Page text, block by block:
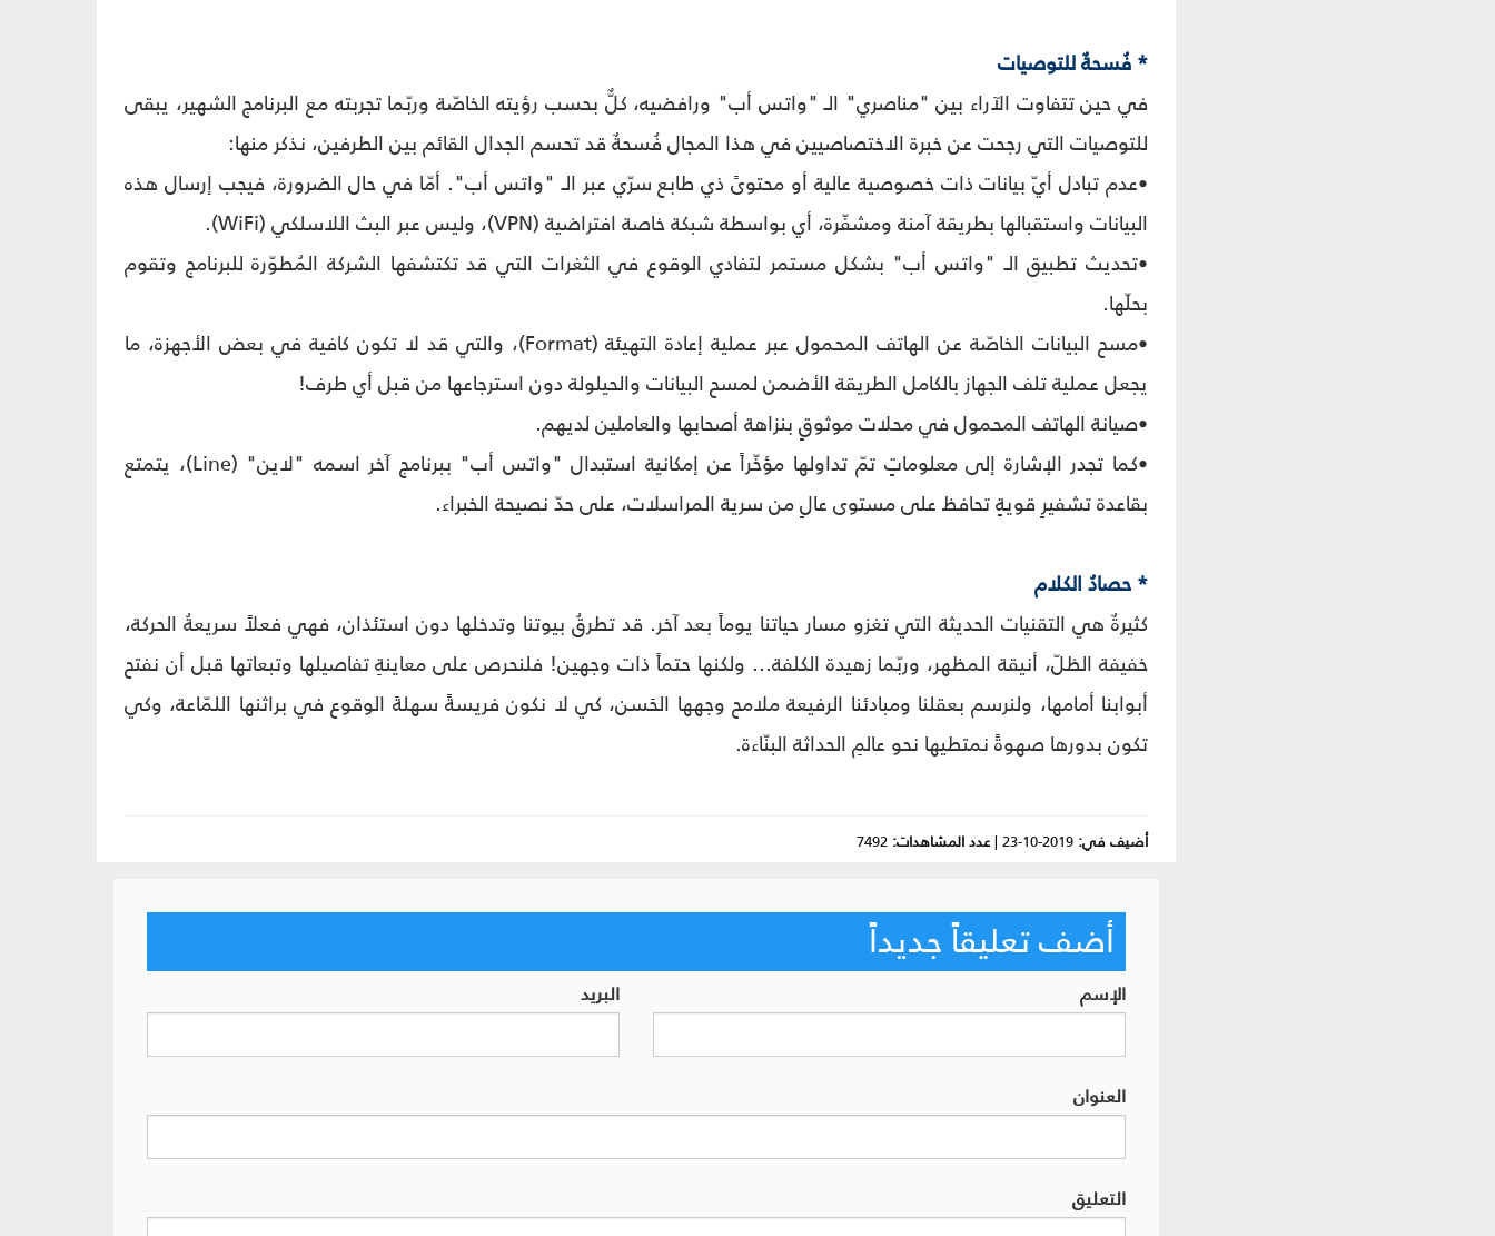
* فُسحةٌ للتوصيات
في حين تتفاوت الآراء بين "مناصري" الـ "واتس أب" ورافضيه، كلٌّ بحسب رؤيته الخاصّة وربّما تجربته مع البرنامج الشهير، يبقى
للتوصيات التي رجحت عن خبرة الاختصاصيين في هذا المجال فُسحةٌ قد تحسم الجدال القائم بين الطرفين، نذكر منها:
•عدم تبادل أيّ بيانات ذات خصوصية عالية أو محتوىً ذي طابع سرّي عبر الـ "واتس أب". أمّا في حال الضرورة، فيجب إرسال هذه
البيانات واستقبالها بطريقة آمنة ومشفّرة، أي بواسطة شبكة خاصة افتراضية (VPN)، وليس عبر البث اللاسلكي (WiFi).
•تحديث تطبيق الـ "واتس أب" بشكل مستمر لتفادي الوقوع في الثغرات التي قد تكتشفها الشركة المُطوّرة للبرنامج وتقوم
بحلّها.
•مسح البيانات الخاصّة عن الهاتف المحمول عبر عملية إعادة التهيئة (Format)، والتي قد لا تكون كافية في بعض الأجهزة، ما
يجعل عملية تلف الجهاز بالكامل الطريقة الأضمن لمسح البيانات والحيلولة دون استرجاعها من قبل أي طرف!
•صيانة الهاتف المحمول في محلات موثوقٍ بنزاهة أصحابها والعاملين لديهم.
•كما تجدر الإشارة إلى معلوماتٍ تمّ تداولها مؤخّراً عن إمكانية استبدال "واتس أب" ببرنامج آخر اسمه "لاين" (Line)، يتمتع
بقاعدة تشفيرٍ قويةٍ تحافظ على مستوى عالٍ من سرية المراسلات، على حدّ نصيحة الخبراء.
* حصادُ الكلام
كثيرةٌ هي التقنيات الحديثة التي تغزو مسار حياتنا يوماً بعد آخر. قد تطرقُ بيوتنا وتدخلها دون استئذان، فهي فعلاً سريعةُ الحركة،
خفيفة الظلّ، أنيقة المظهر، وربّما زهيدة الكلفة... ولكنها حتماً ذات وجهين! فلنحرص على معاينةِ تفاصيلها وتبعاتها قبل أن نفتح
أبوابنا أمامها، ولنرسم بعقلنا ومبادئنا الرفيعة ملامح وجهها الحَسن، كي لا نكون فريسةً سهلةَ الوقوع في براثنها اللمّاعة، وكي
تكون بدورها صهوةً نمتطيها نحو عالمِ الحداثة البنّاءة.
أضيف في: 2019-10-23
|عدد المشاهدات: 7492
أضف تعليقاً جديداً
الإسم البريد
العنوان
التعليق